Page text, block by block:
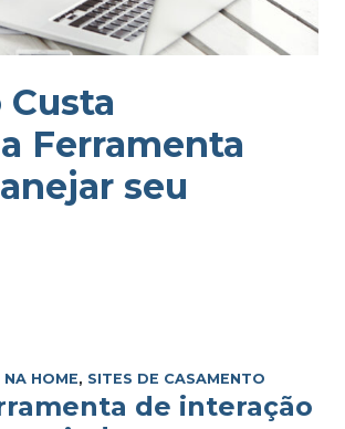
Ferramenta
seu
HOME, SITES DE CASAMENTO
de interação